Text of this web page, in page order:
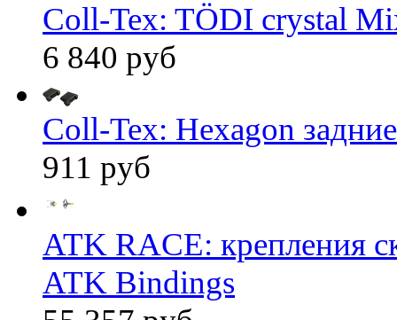
Coll-Tex: TÖDI crystal
6 840 руб
Coll-Tex: Hexagon
911 руб
ATK RACE: крепления
ATK Bindings